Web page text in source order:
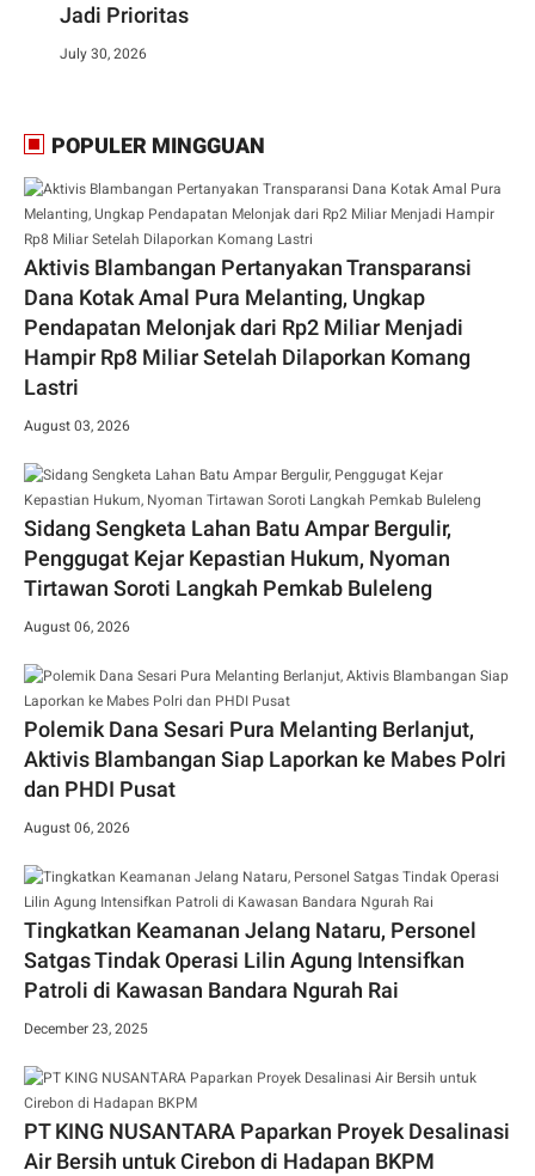
Jadi Prioritas
July 30, 2026
POPULER MINGGUAN
Aktivis Blambangan Pertanyakan Transparansi
Dana Kotak Amal Pura Melanting, Ungkap
Pendapatan Melonjak dari Rp2 Miliar Menjadi
Hampir Rp8 Miliar Setelah Dilaporkan Komang
Lastri
August 03, 2026
Sidang Sengketa Lahan Batu Ampar Bergulir,
Penggugat Kejar Kepastian Hukum, Nyoman
Tirtawan Soroti Langkah Pemkab Buleleng
August 06, 2026
Polemik Dana Sesari Pura Melanting Berlanjut,
Aktivis Blambangan Siap Laporkan ke Mabes Polri
dan PHDI Pusat
August 06, 2026
Tingkatkan Keamanan Jelang Nataru, Personel
Satgas Tindak Operasi Lilin Agung Intensifkan
Patroli di Kawasan Bandara Ngurah Rai
December 23, 2025
PT KING NUSANTARA Paparkan Proyek Desalinasi
Air Bersih untuk Cirebon di Hadapan BKPM